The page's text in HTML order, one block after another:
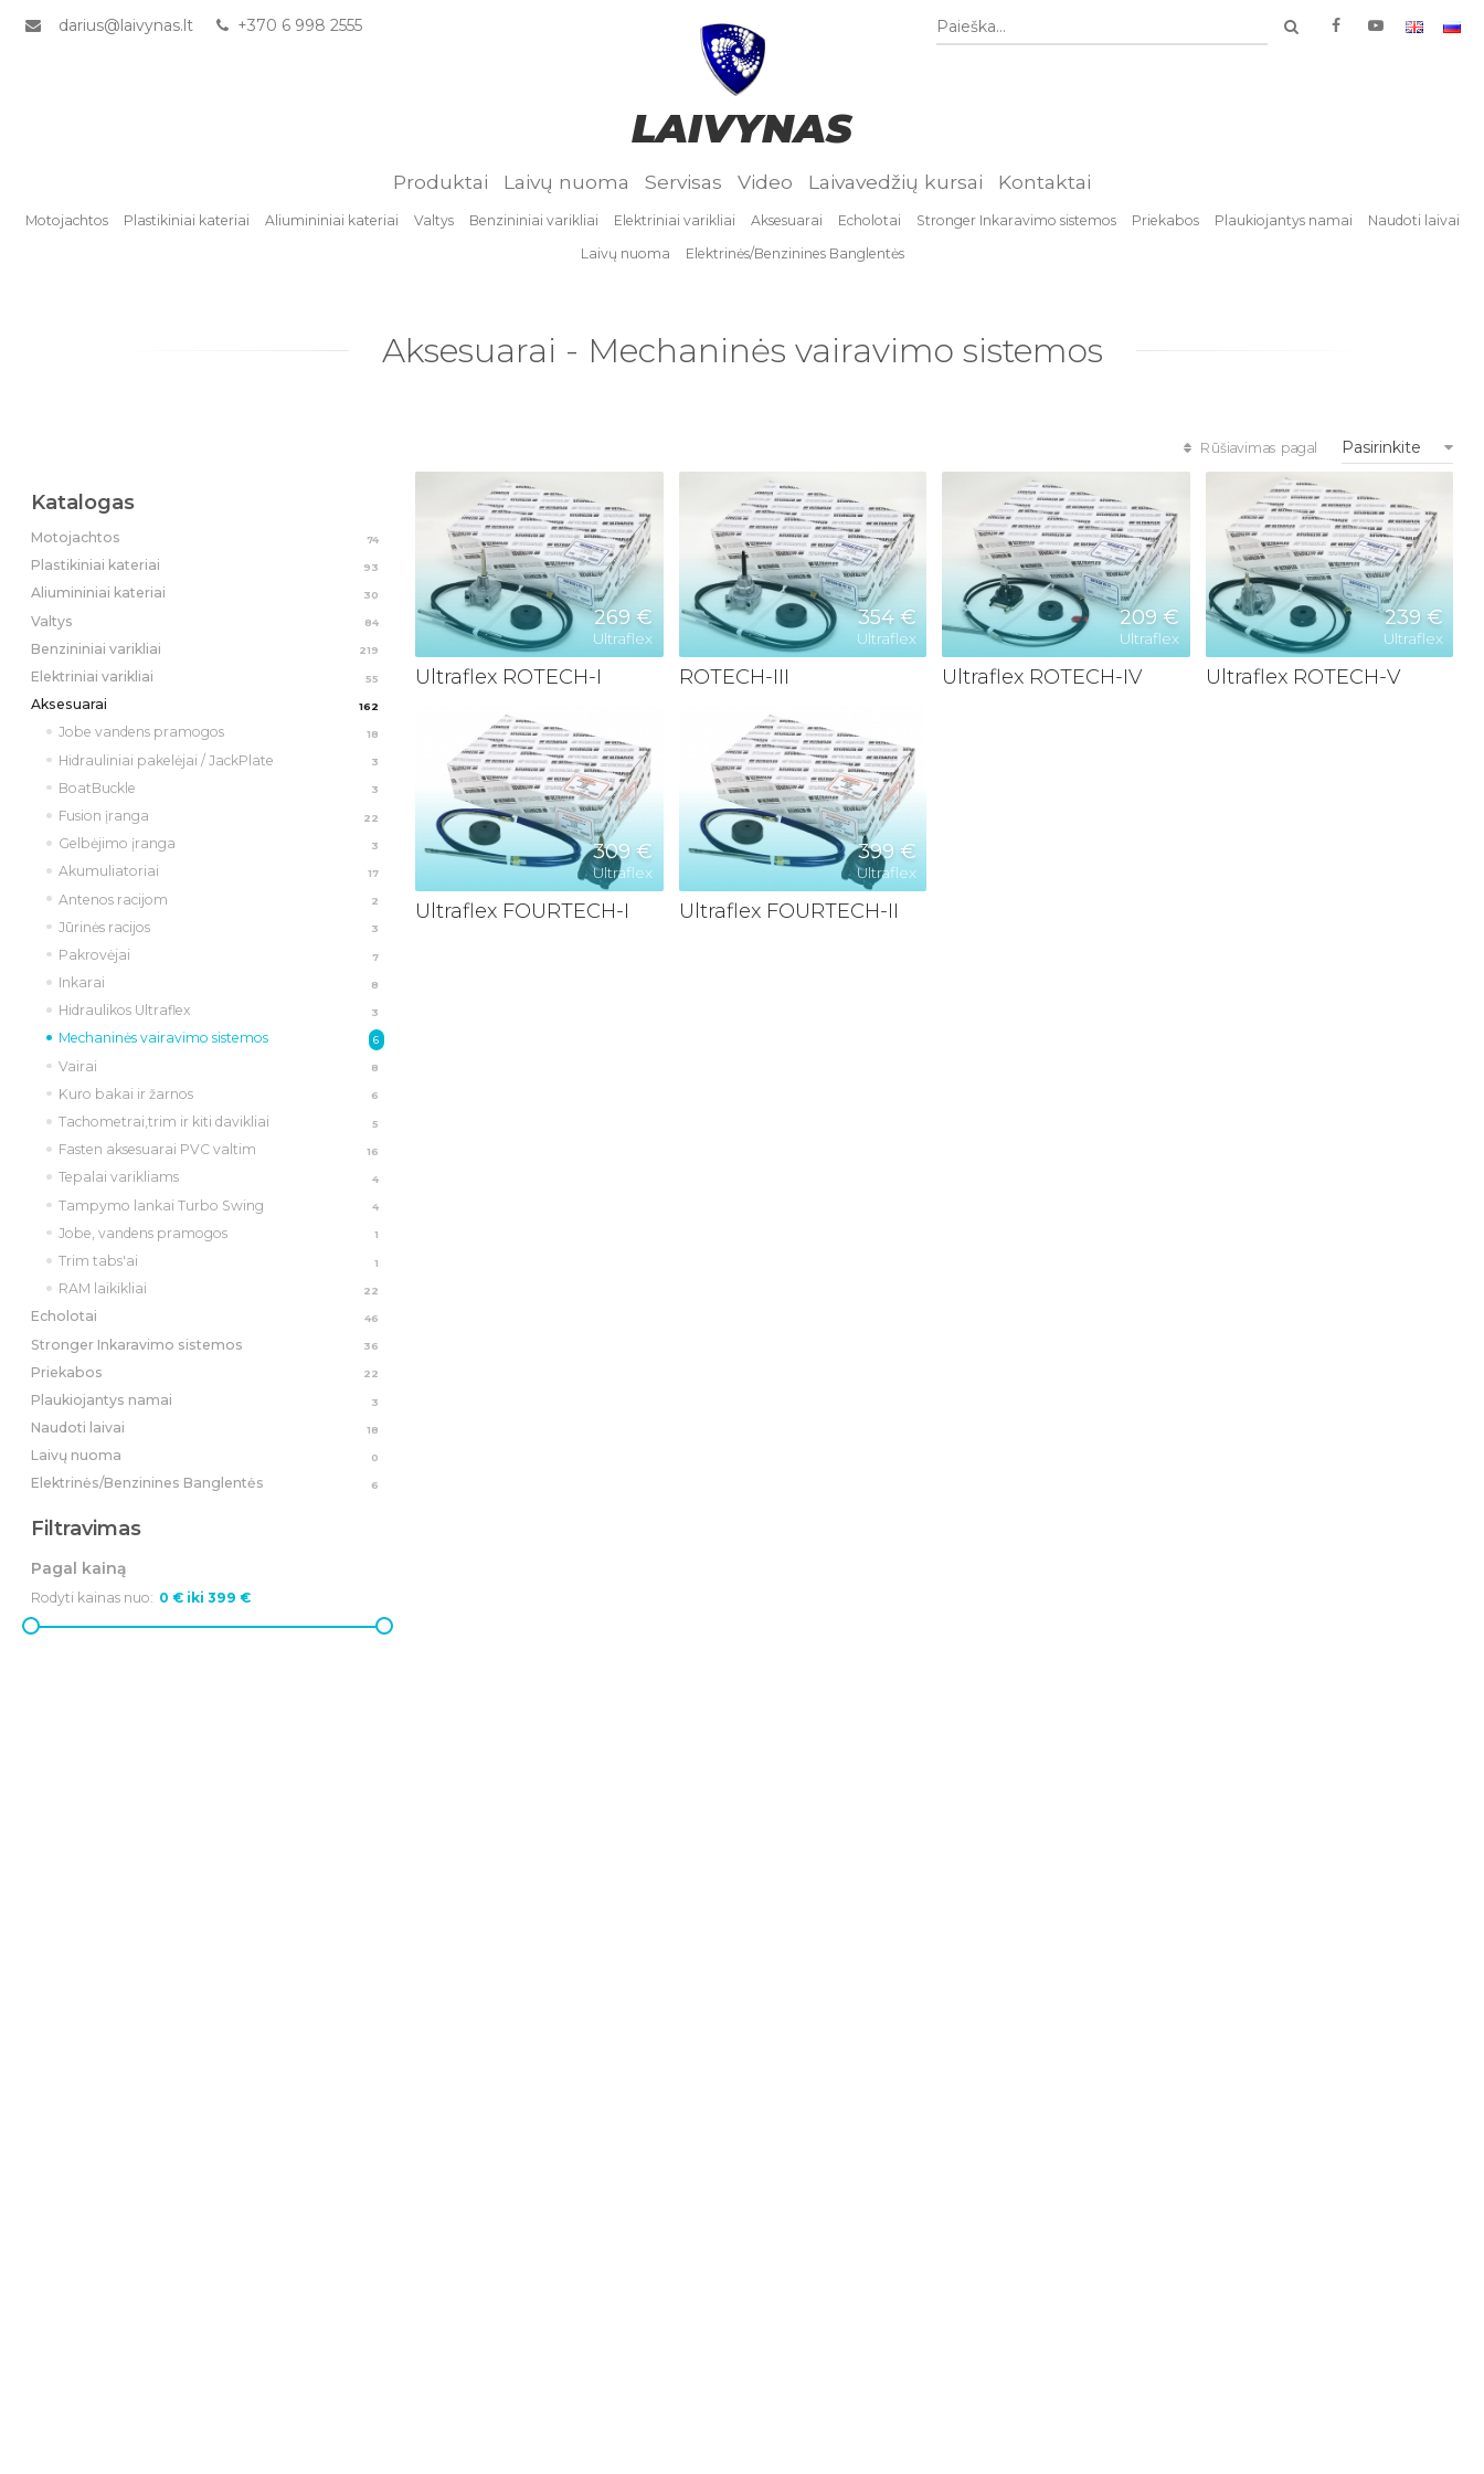
Paieška...
darius@laivynas.lt +370 6 998 2555
LAIVYNAS
Produktai Laivų nuoma Servisas Video Laivavedžių kursai Kontaktai
Motojachtos Plastikiniai kateriai Aliumininiai kateriai Valtys Benzininiai varikliai Elektriniai varikliai Aksesuarai Echolotai Stronger Inkaravimo sistemos Priekabos Plaukiojantys namai
Naudoti laivai
Laivų nuoma
Elektrinės/Benzinines Banglentės
Aksesuarai - Mechaninės vairavimo sistemos
Rūšiavimas pagal Pasirinkite
Katalogas
74
Motojachtos
93
Plastikiniai kateriai
30
Aliumininiai kateriai
84
Valtys
219
Benzininiai varikliai
55
Elektriniai varikliai
162
Aksesuarai
18
Jobe vandens pramogos
3
Hidrauliniai pakelėjai / JackPlate
3
BoatBuckle
22
Fusion įranga
3
Gelbėjimo įranga
17
Akumuliatoriai
2
Antenos racijom
3
Jūrinės racijos
7
Pakrovėjai
8
Inkarai
3
Hidraulikos Ultraflex
6
Mechaninės vairavimo sistemos
8
Vairai
6
Kuro bakai ir žarnos
5
Tachometrai,trim ir kiti davikliai
16
Fasten aksesuarai PVC valtim
4
Tepalai varikliams
4
Tampymo lankai Turbo Swing
1
Jobe, vandens pramogos
1
Trim tabs'ai
22
RAM laikikliai
46
Echolotai
36
Stronger Inkaravimo sistemos
22
Priekabos
3
Plaukiojantys namai
18
Naudoti laivai
0
Laivų nuoma
6
Elektrinės/Benzinines Banglentės
Filtravimas
Pagal kainą
Rodyti kainas nuo:
269 €
Ultraflex
Ultraflex ROTECH-I
354 €
Ultraflex
ROTECH-III
209 €
Ultraflex
Ultraflex ROTECH-IV
239 €
Ultraflex
Ultraflex ROTECH-V
309 €
Ultraflex
Ultraflex FOURTECH-I
399 €
Ultraflex
Ultraflex FOURTECH-II